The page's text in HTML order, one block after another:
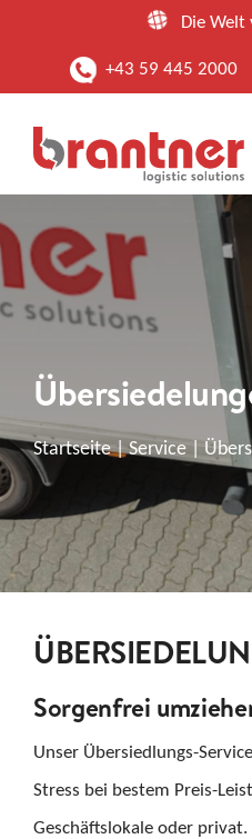
springen
Die Welt
+43 59 445 2000
UNTERNEHMEN
LEISTUNGEN
FUHRPARK
STANDORTE
KARRIERE
KONTAKT
Suche
Startseite|Service|
Sorgenfrei
Unser Übersiedlungs-
Stress bei bestem Preis-
Geschäftslokale oder